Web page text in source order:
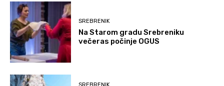
SREBRENIK
Na Starom gradu Srebreniku
večeras počinje OGUS